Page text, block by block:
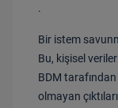
.
Bir istem
Bu, kişisel
BDM
olmayan